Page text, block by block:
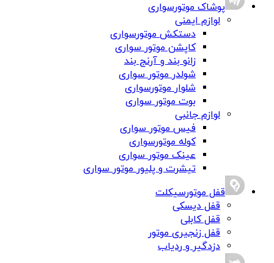
پوشاک موتورسواری
لوازم ایمنی
دستکش موتورسواری
کاپشن موتور سواری
زانو بند و آرنج بند
شولدر موتور سواری
شلوار موتورسواری
بوت موتور سواری
لوازم جانبی
فیس موتور سواری
کوله موتورسواری
عینک موتور سواری
تیشرت و پلیور موتور سواری
قفل موتورسیکلت
قفل دیسکی
قفل کابلی
قفل زنجیری موتور
دزدگیر و ردیاب